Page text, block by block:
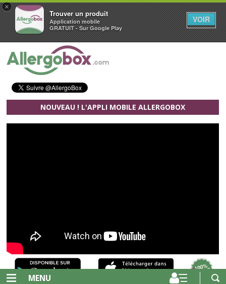
×
Trouver un produit
Application mobile
GRATUIT - Sur Google Play
VOIR
Aller au contenu principal
NOUVEAU ! L'APPLI MOBILE ALLERGOBOX
MENU